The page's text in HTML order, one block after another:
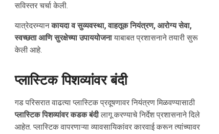
सविस्तर चर्चा केली.
यात्रेदरम्यानकायदा व सुव्यवस्था, वाहतूक नियंत्रण, आरोग्य सेवा,
स्वच्छता आणि सुरक्षेच्या उपाययोजनायाबाबत प्रशासनाने तयारी सुरू
केली आहे.
प्लास्टिक पिशव्यांवर बंदी
गड परिसरात वाढत्या प्लास्टिक प्रदूषणावर नियंत्रण मिळवण्यासाठी
प्लास्टिक पिशव्यांवर कडक बंदीलागू करण्याचे निर्देश प्रशासनाने दिले
आहेत. प्लास्टिक वापरणाऱ्या व्यावसायिकांवर कारवाई करून त्यांच्यावर